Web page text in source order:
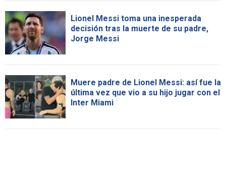
Lionel Messi toma una inesperada
decisión tras la muerte de su padre,
Jorge Messi
Muere padre de Lionel Messi: así fue la
última vez que vio a su hijo jugar con el
Inter Miami